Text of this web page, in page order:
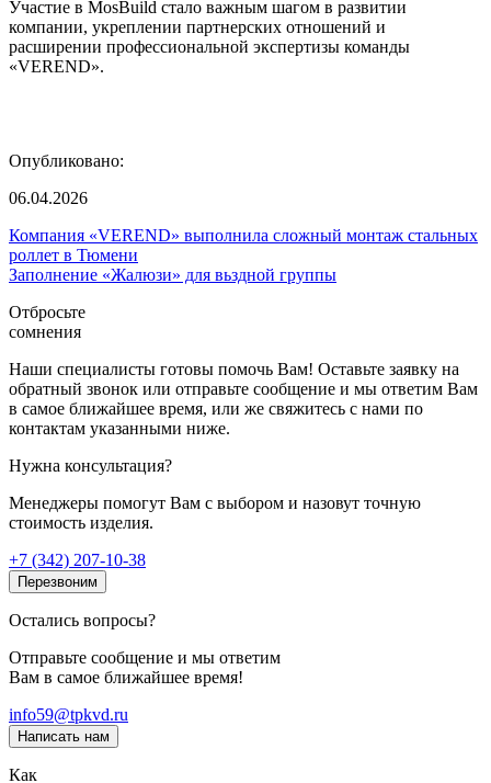
Участие в MosBuild стало важным шагом в развитии
компании, укреплении партнерских отношений и
расширении профессиональной экспертизы команды
«VEREND».
Опубликовано:
06.04.2026
Компания «VEREND» выполнила сложный монтаж стальных
роллет в Тюмени
Заполнение «Жалюзи» для вьздной группы
Отбросьте
сомнения
Наши специалисты готовы помочь Вам! Оставьте заявку на
обратный звонок или отправьте сообщение и мы ответим Вам
в самое ближайшее время, или же свяжитесь с нами по
контактам указанными ниже.
Нужна консультация?
Менеджеры помогут Вам с выбором и назовут точную
стоимость изделия.
+7 (342) 207-10-38
Перезвоним
Остались вопросы?
Отправьте сообщение и мы ответим
Вам в самое ближайшее время!
info59@tpkvd.ru
Написать нам
Как